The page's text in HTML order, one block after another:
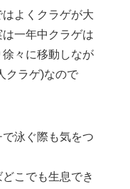
よくクラゲが大
一年中クラゲは
々に移動しなが
クラゲ)なので
泳ぐ際も気をつ
こでも生息でき